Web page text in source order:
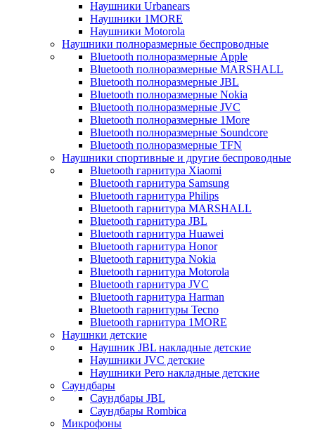
Наушники Urbanears
Наушники 1MORE
Наушники Motorola
Наушники полноразмерные беспроводные
Bluetooth полноразмерные Apple
Bluetooth полноразмерные MARSHALL
Bluetooth полноразмерные JBL
Bluetooth полноразмерные Nokia
Bluetooth полноразмерные JVC
Bluetooth полноразмерные 1More
Bluetooth полноразмерные Soundcore
Bluetooth полноразмерные TFN
Наушники спортивные и другие беспроводные
Bluetooth гарнитура Xiaomi
Bluetooth гарнитура Samsung
Bluetooth гарнитура Philips
Bluetooth гарнитура MARSHALL
Bluetooth гарнитура JBL
Bluetooth гарнитура Huawei
Bluetooth гарнитура Honor
Bluetooth гарнитура Nokia
Bluetooth гарнитура Motorola
Bluetooth гарнитура JVC
Bluetooth гарнитура Harman
Bluetooth гарнитуры Tecno
Bluetooth гарнитура 1MORE
Наушнки детские
Наушник JBL накладные детские
Наушники JVC детские
Наушники Pero накладные детские
Саундбары
Саундбары JBL
Саундбары Rombica
Микрофоны